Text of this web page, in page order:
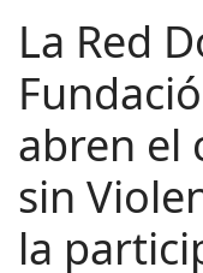
La Red
abren el
sin
la